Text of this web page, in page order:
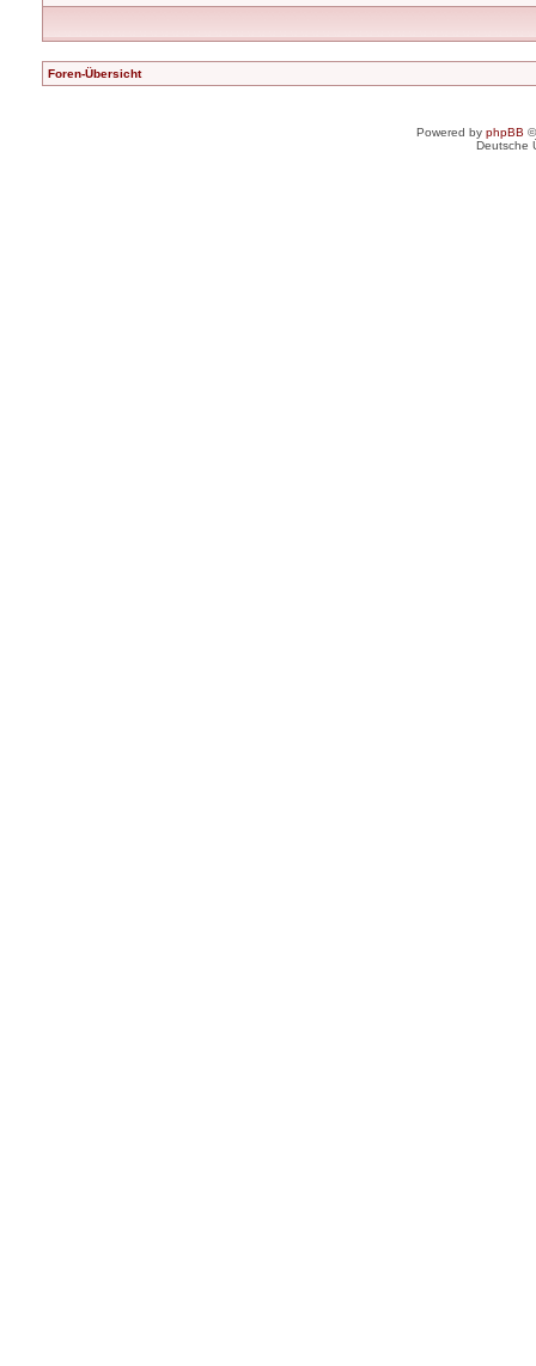
Foren-Übersicht
Powered by phpBB
Deutsche